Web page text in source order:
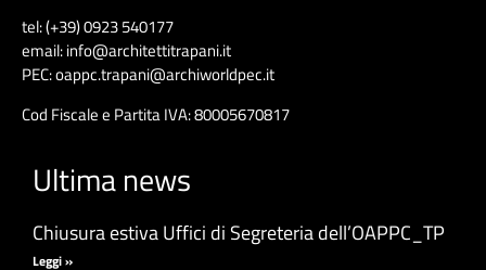
tel: (+39) 0923 540177
email: info@architettitrapani.it
PEC: oappc.trapani@archiworldpec.it
Cod Fiscale e Partita IVA: 80005670817
Ultima news
Chiusura estiva Uffici di Segreteria dell’OAPPC_TP
Leggi »